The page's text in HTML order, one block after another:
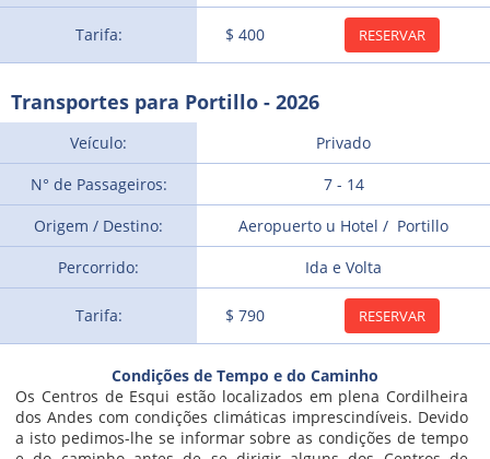
Tarifa: $ 400 RESERVAR
Transportes para Portillo - 2026
Veículo:
Privado
N° de Passageiros:
7 - 14
Origem / Destino:
Aeropuerto u Hotel / Portillo
Percorrido:
Ida e Volta
Tarifa: $ 790 RESERVAR
Condições de Tempo e do Caminho
Os Centros de Esqui estão localizados em plena Cordilheira
dos Andes com condições climáticas imprescindíveis. Devido
a isto pedimos-lhe se informar sobre as condições de tempo